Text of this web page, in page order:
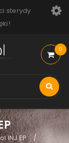
sterydy
0
INJ EP /